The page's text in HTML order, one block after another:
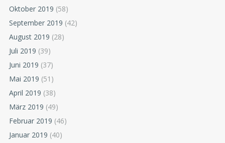
Oktober 2019 (58)
September 2019 (42)
August 2019 (28)
Juli 2019 (39)
Juni 2019 (37)
Mai 2019 (51)
April 2019 (38)
März 2019 (49)
Februar 2019 (46)
Januar 2019 (40)